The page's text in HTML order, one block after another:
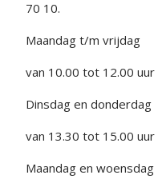
70 10.
Maandag t/m vrijdag
van 10.00 tot 12.00 uur
Dinsdag en donderdag
van 13.30 tot 15.00 uur
Maandag en woensdag